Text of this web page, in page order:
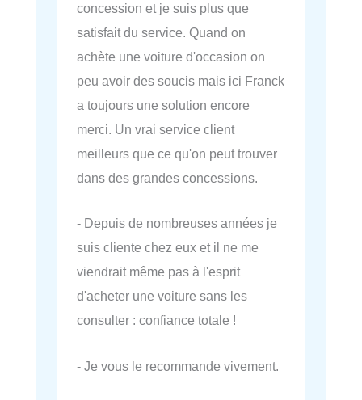
concession et je suis plus que
satisfait du service. Quand on
achète une voiture d'occasion on
peu avoir des soucis mais ici Franck
a toujours une solution encore
merci. Un vrai service client
meilleurs que ce qu'on peut trouver
dans des grandes concessions.
- Depuis de nombreuses années je
suis cliente chez eux et il ne me
viendrait même pas à l'esprit
d'acheter une voiture sans les
consulter : confiance totale !
- Je vous le recommande vivement.